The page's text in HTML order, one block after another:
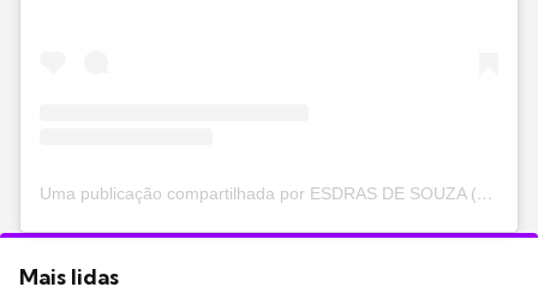
Uma publicação compartilhada por ESDRAS DE SOUZA (@esdrasdesouza)
Mais lidas